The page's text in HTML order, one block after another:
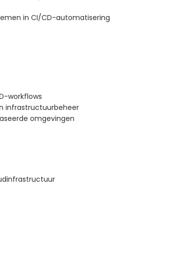
in CI/CD-automatisering
workflows
infrastructuurbeheer
omgevingen